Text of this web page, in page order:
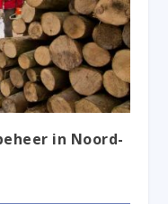
in Noord-